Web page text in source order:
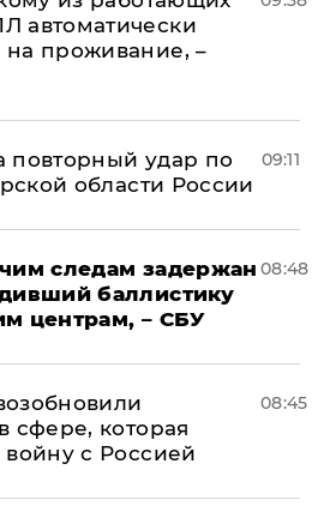
автоматически
проживание, –
повторный удар по
области России
09:11
следам задержан
баллистику
центрам, – СБУ
08:48
сфере, которая
с Россией
08:45